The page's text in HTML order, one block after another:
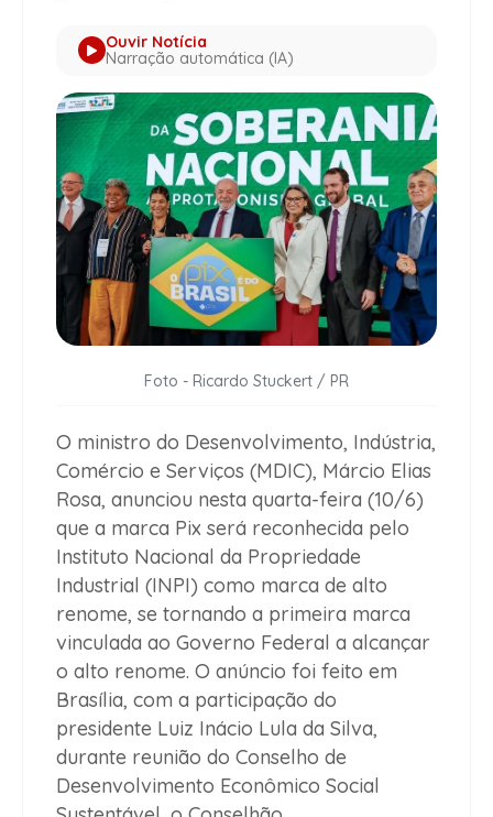
Ouvir Notícia
Narração automática (IA)
Foto - Ricardo Stuckert / PR
O ministro do Desenvolvimento, Indústria,
Comércio e Serviços (MDIC), Márcio Elias
Rosa, anunciou nesta quarta-feira (10/6)
que a marca Pix será reconhecida pelo
Instituto Nacional da Propriedade
Industrial (INPI) como marca de alto
renome, se tornando a primeira marca
vinculada ao Governo Federal a alcançar
o alto renome. O anúncio foi feito em
Brasília, com a participação do
presidente Luiz Inácio Lula da Silva,
durante reunião do Conselho de
Desenvolvimento Econômico Social